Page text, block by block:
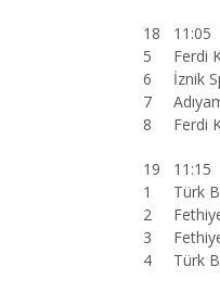
18 11:05
5
Ferdi
6
İznik
7
8
Ferdi
19 11:15
1
Türk
2
3
4
Türk